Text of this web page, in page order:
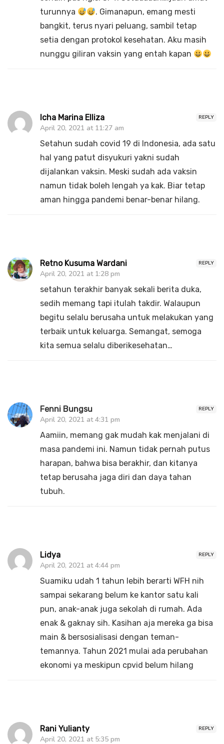
turunnya
. Gimanapun, emang mesti
bangkit, terus nyari peluang, sambil tetap
setia dengan protokol kesehatan. Aku masih
nunggu giliran vaksin yang entah kapan
REPLY
Icha Marina Elliza
April 20, 2021 at 11:27 am
Setahun sudah covid 19 di Indonesia, ada satu
hal yang patut disyukuri yakni sudah
dijalankan vaksin. Meski sudah ada vaksin
namun tidak boleh lengah ya kak. Biar tetap
aman hingga pandemi benar-benar hilang.
REPLY
Retno Kusuma Wardani
April 20, 2021 at 1:28 pm
setahun terakhir banyak sekali berita duka,
sedih memang tapi itulah takdir. Walaupun
begitu selalu berusaha untuk melakukan yang
terbaik untuk keluarga. Semangat, semoga
kita semua selalu diberikesehatan…
REPLY
Fenni Bungsu
April 20, 2021 at 4:31 pm
Aamiin, memang gak mudah kak menjalani di
masa pandemi ini. Namun tidak pernah putus
harapan, bahwa bisa berakhir, dan kitanya
tetap berusaha jaga diri dan daya tahan
tubuh.
REPLY
Lidya
April 20, 2021 at 4:44 pm
Suamiku udah 1 tahun lebih berarti WFH nih
sampai sekarang belum ke kantor satu kali
pun, anak-anak juga sekolah di rumah. Ada
enak & gaknay sih. Kasihan aja mereka ga bisa
main & bersosialisasi dengan teman-
temannya. Tahun 2021 mulai ada perubahan
ekonomi ya meskipun cpvid belum hilang
REPLY
Rani Yulianty
April 20, 2021 at 5:35 pm